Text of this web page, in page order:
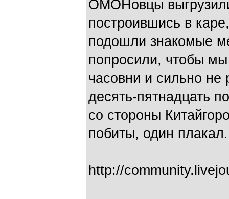
ОМОНовцы
построившись в
подошли знакомые
попросили, чтобы
часовни и сильно не
десять-пятнадцать
со стороны
побиты, один плакал.
http://